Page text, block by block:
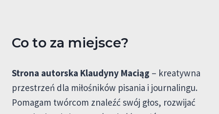
Co to za miejsce?
Strona autorska Klaudyny Maciąg – kreatywna
przestrzeń dla miłośników pisania i journalingu.
Pomagam twórcom znaleźć swój głos, rozwijać